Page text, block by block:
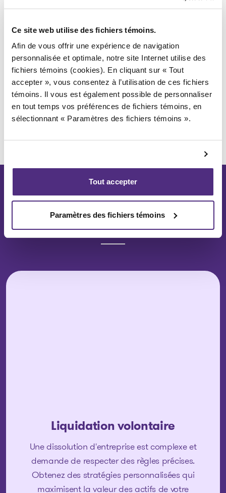
Ce site web utilise des fichiers témoins.
Afin de vous offrir une expérience de navigation
personnalisée et optimale, notre site Internet utilise des
fichiers témoins (cookies). En cliquant sur « Tout
accepter », vous consentez à l’utilisation de ces fichiers
témoins. Il vous est également possible de personnaliser
en tout temps vos préférences de fichiers témoins, en
sélectionnant « Paramètres des fichiers témoins ».
Tout accepter
Paramètres des fichiers témoins
redressement?
Le syndic autorisé en insolvabilité a pour objectif
d’aider votre entreprise à se remettre sur pied et
d’assurer sa pérennité. Il vous aide à monter le plan de
redressement financier et à négocier avec vos
créanciers. Son expertise approfondie du domaine fait
de lui votre meilleur allié pour remettre votre entreprise
sur le bon chemin.
D’autres solutions
s’offrant à vous
Liquidation volontaire
Une dissolution d'entreprise est complexe et
demande de respecter des règles précises.
Obtenez des stratégies personnalisées qui
maximisent la valeur des actifs de votre